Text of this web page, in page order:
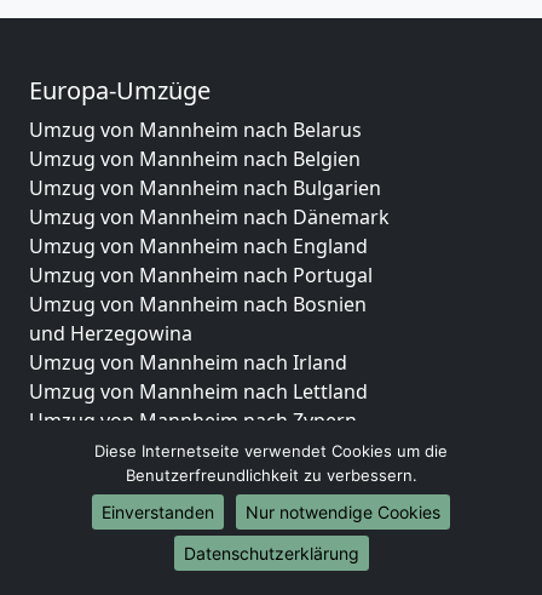
Europa-Umzüge
Umzug von Mannheim nach Belarus
Umzug von Mannheim nach Belgien
Umzug von Mannheim nach Bulgarien
Umzug von Mannheim nach Dänemark
Umzug von Mannheim nach England
Umzug von Mannheim nach Portugal
Umzug von Mannheim nach Bosnien
und Herzegowina
Umzug von Mannheim nach Irland
Umzug von Mannheim nach Lettland
Umzug von Mannheim nach Zypern
Umzug von Mannheim nach Kroatien
Umzug von Mannheim nach Estland
Umzug von Mannheim nach Finnland
Umzug von Mannheim nach Frankreich
Umzug von Mannheim nach Griechenland
Diese Internetseite verwendet Cookies um die
Benutzerfreundlichkeit zu verbessern.
Einverstanden
Nur notwendige Cookies
Datenschutzerklärung